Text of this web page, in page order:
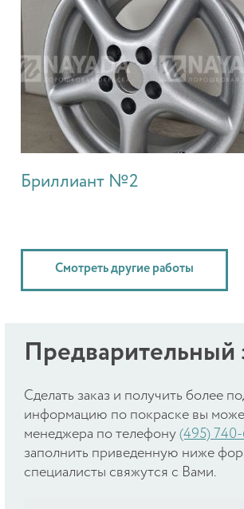
Бриллиант №2
Смотреть другие работы
Предварительный
Cделать заказ и получить более
информацию по покраске вы
менеджера по телефону (495)
заполнить приведенную ниже
специалисты свяжутся с Вами.